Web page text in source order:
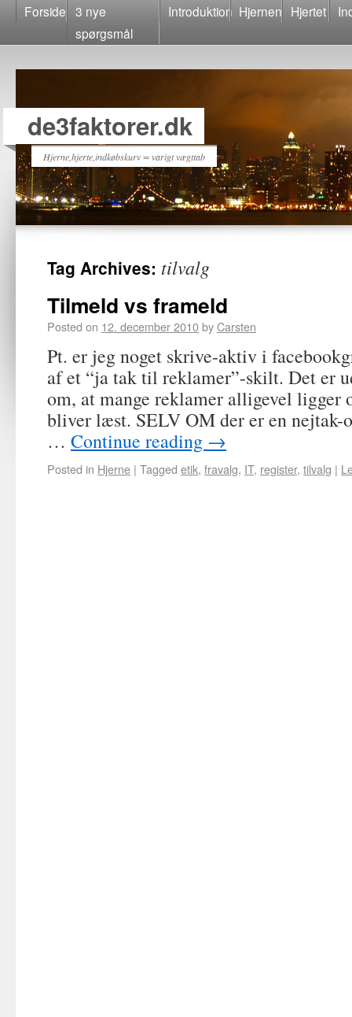
Forside 3 nye
spørgsmål
Introduktion Hjernen Hjertet
de3faktorer.dk
Hjerne,hjerte,indkøbskurv = varigt vægttab
Tag Archives: tilvalg
Tilmeld vs frameld
Posted on 12. december 2010byCarsten
Pt. er jeg noget skrive-aktiv i
af et “ja tak til reklamer”-skilt. Det er
om, at mange reklamer alligevel ligger
bliver læst. SELV OM der er en nejtak-
… Continue reading →
Posted in Hjerne | Tagged etik, fravalg, IT, register, tilvalg |